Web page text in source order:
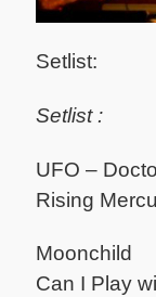
Setlist:
Setlist :
UFO –
Rising
Moonchild
Can I Play